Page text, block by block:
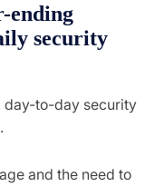
ending
security
day-to-day security
and the need to